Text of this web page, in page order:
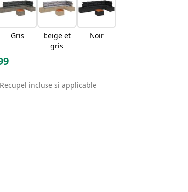
Gris
beige et
gris
Noir
incluse si applicable